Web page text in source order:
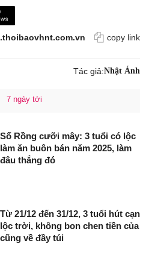
copy link
Tác giả:Nhật Ánh
7 ngày tới
Số Rồng cưỡi mây: 3 tuổi có lộc
làm ăn buôn bán năm 2025, làm
đâu thắng đó
Từ 21/12 đến 31/12, 3 tuổi hút cạn
lộc trời, không bon chen tiền của
cũng về đầy túi